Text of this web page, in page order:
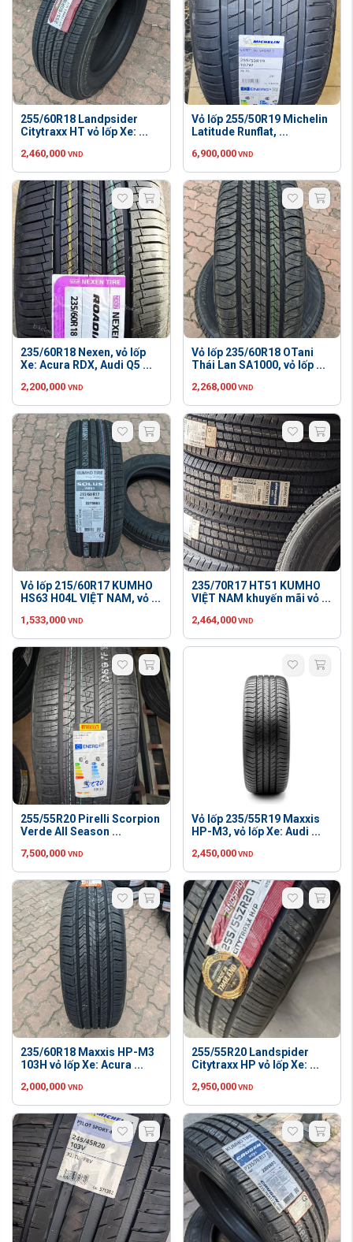
255/60R18 Landpsider
Citytraxx HT vỏ lốp Xe: ...
2,460,000 VND
Vỏ lốp 255/50R19 Michelin
Latitude Runflat, ...
6,900,000 VND
235/60R18 Nexen, vỏ lốp
Xe: Acura RDX, Audi Q5 ...
2,200,000 VND
Vỏ lốp 235/60R18 OTani
Thái Lan SA1000, vỏ lốp ...
2,268,000 VND
Vỏ lốp 215/60R17 KUMHO
HS63 H04L VIỆT NAM, vỏ ...
1,533,000 VND
235/70R17 HT51 KUMHO
VIỆT NAM khuyến mãi vỏ ...
2,464,000 VND
255/55R20 Pirelli Scorpion
Verde All Season ...
7,500,000 VND
Vỏ lốp 235/55R19 Maxxis
HP-M3, vỏ lốp Xe: Audi ...
2,450,000 VND
235/60R18 Maxxis HP-M3
103H vỏ lốp Xe: Acura ...
2,000,000 VND
255/55R20 Landspider
Citytraxx HP vỏ lốp Xe: ...
2,950,000 VND